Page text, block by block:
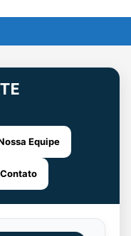
Equipe
Contato